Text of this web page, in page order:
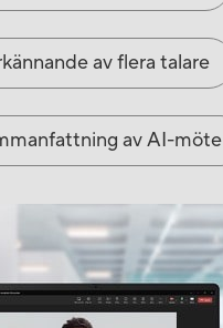
av flera talare
av AI-möte